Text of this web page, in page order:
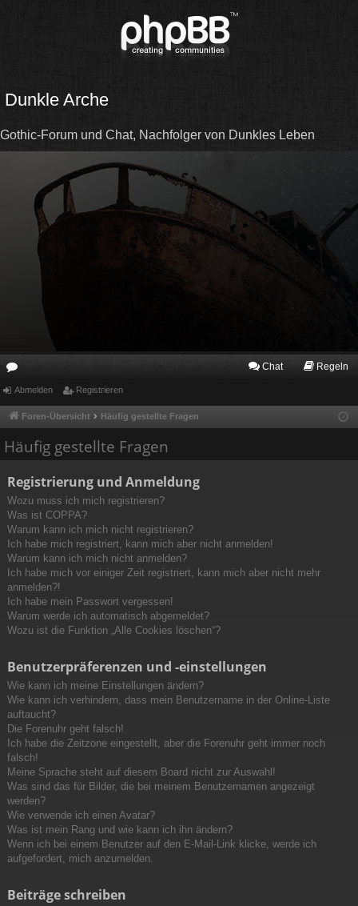
Dunkle Arche
Gothic-Forum und Chat, Nachfolger von Dunkles Leben
or
en
Chat Regeln
Abmelden Registrieren
Foren-Übersicht Häufig gestellte Fragen
Häufig gestellte Fragen
Registrierung und Anmeldung
Wozu muss ich mich registrieren?
Was ist COPPA?
Warum kann ich mich nicht registrieren?
Ich habe mich registriert, kann mich aber nicht anmelden!
Warum kann ich mich nicht anmelden?
Ich habe mich vor einiger Zeit registriert, kann mich aber nicht mehr
anmelden?!
Ich habe mein Passwort vergessen!
Warum werde ich automatisch abgemeldet?
Wozu ist die Funktion „Alle Cookies löschen“?
Benutzerpräferenzen und -einstellungen
Wie kann ich meine Einstellungen ändern?
Wie kann ich verhindern, dass mein Benutzername in der Online-Liste
auftaucht?
Die Forenuhr geht falsch!
Ich habe die Zeitzone eingestellt, aber die Forenuhr geht immer noch
falsch!
Meine Sprache steht auf diesem Board nicht zur Auswahl!
Was sind das für Bilder, die bei meinem Benutzernamen angezeigt
werden?
Wie verwende ich einen Avatar?
Was ist mein Rang und wie kann ich ihn ändern?
Wenn ich bei einem Benutzer auf den E-Mail-Link klicke, werde ich
aufgefordert, mich anzumelden.
Beiträge schreiben